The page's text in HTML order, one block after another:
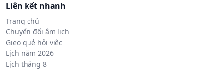
Liên kết nhanh
Trang chủ
Chuyển đổi âm lịch
Gieo quẻ hỏi việc
Lịch năm 2026
Lịch tháng 8